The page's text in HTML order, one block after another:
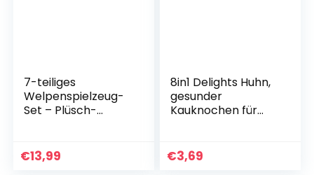
7-teiliges
Welpenspielzeug-
Set – Plüsch-
Kauspielzeug & Seil
für kleine Hunde –
€13,99
8in1 Delights Huhn,
gesunder
Kauknochen für
Hühnerfleisch,
umwickelt mit
€3,69